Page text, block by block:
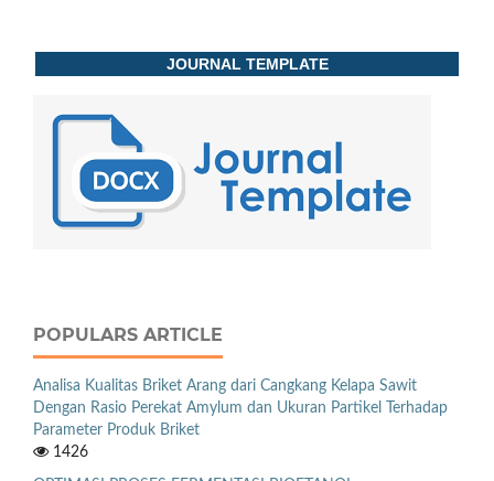
JOURNAL TEMPLATE
POPULARS ARTICLE
Analisa Kualitas Briket Arang dari Cangkang Kelapa Sawit
Dengan Rasio Perekat Amylum dan Ukuran Partikel Terhadap
Parameter Produk Briket
1426